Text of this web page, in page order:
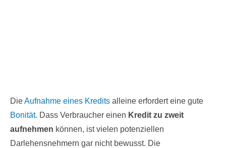
DieAufnahme eines Kredits alleine erfordert eine gute
Bonität. Dass Verbraucher einen Kredit zu zweit
aufnehmen können, ist vielen potenziellen
Darlehensnehmern gar nicht bewusst. Die